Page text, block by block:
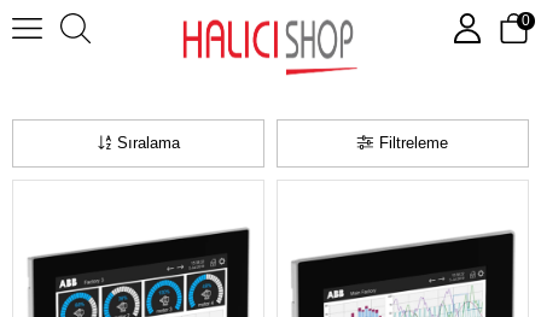
0
Filtreleme
Sıralama